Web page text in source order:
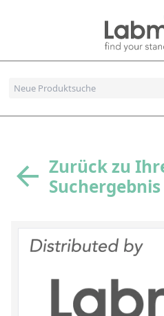
Referenzstandards für die Industrie
Referenzstandards für die
Referenzstandards für
Organische Referenzstandards
Anorganische Referenzstandards
Zurück zu
Suchergebnis